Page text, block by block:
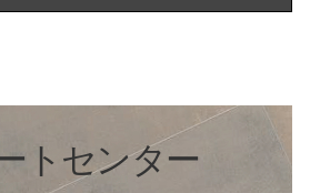
トセンター